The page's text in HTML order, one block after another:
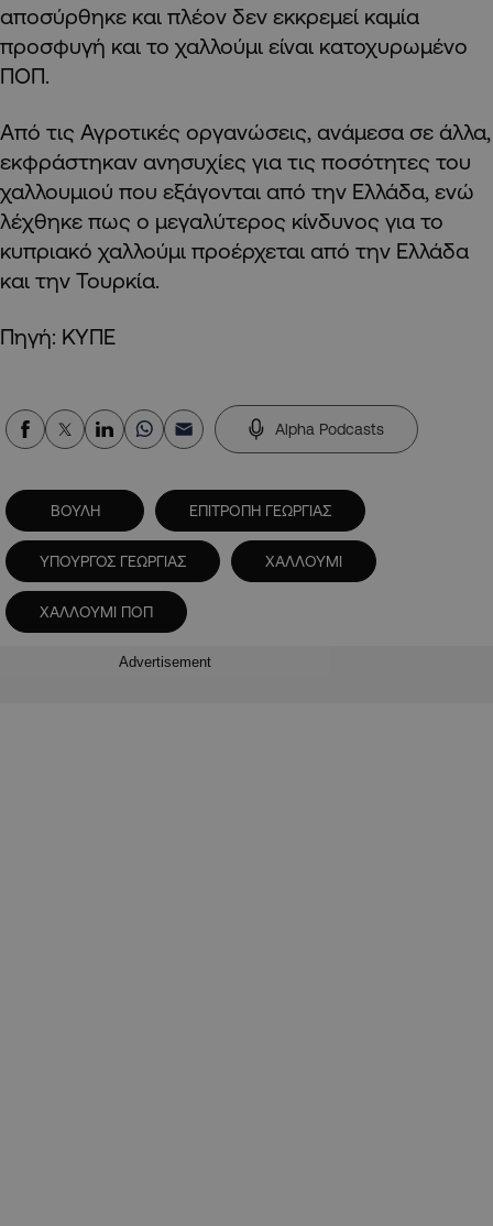
αποσύρθηκε και πλέον δεν εκκρεμεί καμία
προσφυγή και το χαλλούμι είναι κατοχυρωμένο
ΠΟΠ.
Από τις Αγροτικές οργανώσεις, ανάμεσα σε άλλα,
εκφράστηκαν ανησυχίες για τις ποσότητες του
χαλλουμιού που εξάγονται από την Ελλάδα, ενώ
λέχθηκε πως ο μεγαλύτερος κίνδυνος για το
κυπριακό χαλλούμι προέρχεται από την Ελλάδα
και την Τουρκία.
Πηγή: ΚΥΠΕ
Alpha Podcasts
ΒΟΥΛΗ ΕΠΙΤΡΟΠΗ ΓΕΩΡΓΙΑΣ
ΥΠΟΥΡΓΟΣ ΓΕΩΡΓΙΑΣ ΧΑΛΛΟΥΜΙ
ΧΑΛΛΟΥΜΙ ΠΟΠ
Advertisement